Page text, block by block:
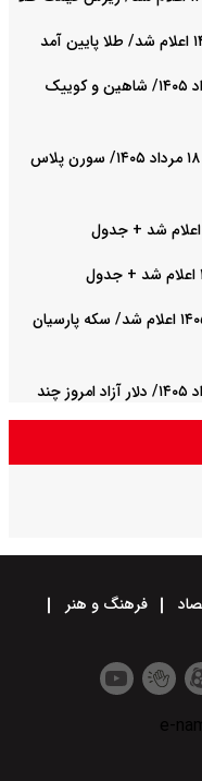
قیمت خودرو‌های سایپا امروز یکشنبه ۱۸ مرداد ۱۴۰۵/ شاهین و کوییک
قیمت خودرو‌های ایران خودرو امروز یکشنبه ۱۸ مرداد ۱۴۰۵/ سورن پلاس
قیمت سکه پارسیان امروز یکشنبه ۱۸ مرداد ۱۴۰۵ اعلام شد/ سکه پارسیان
قیمت دلار، یورو و پوند امروز یکشنبه ۱۸ مرداد ۱۴۰۵/ دلار آزاد امروز چند
فرهنگ و هنر